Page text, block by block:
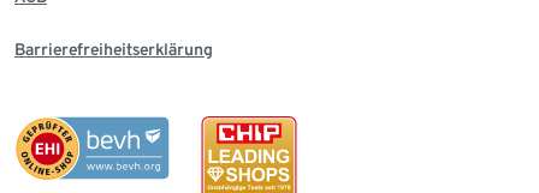
Barrierefreiheitserklärung